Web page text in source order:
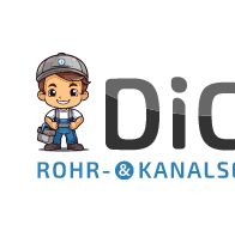
springen